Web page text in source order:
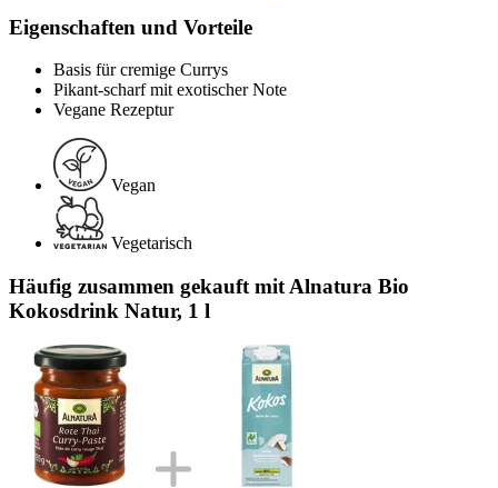
Eigenschaften und Vorteile
Basis für cremige Currys
Pikant-scharf mit exotischer Note
Vegane Rezeptur
Vegan
Vegetarisch
Häufig zusammen gekauft mit Alnatura Bio
Kokosdrink Natur, 1 l